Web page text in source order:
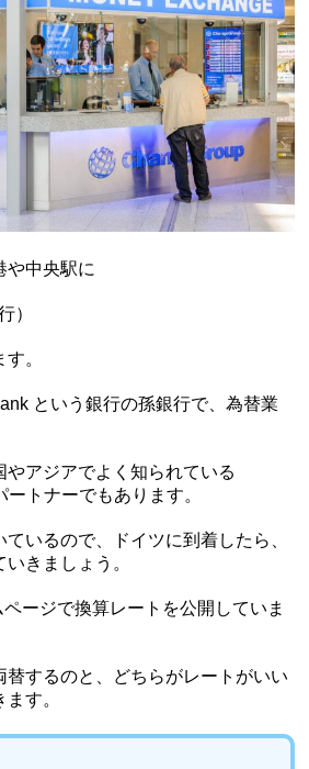
や中央駅に
）
。
という銀行の孫銀行で、為替業
やアジアでよく知られている
ートナーでもあります。
いるので、ドイツに到着したら、
きましょう。
ージで換算レートを公開していま
替するのと、どちらがレートがいい
す。